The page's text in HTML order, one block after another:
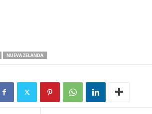
NUEVA ZELANDA